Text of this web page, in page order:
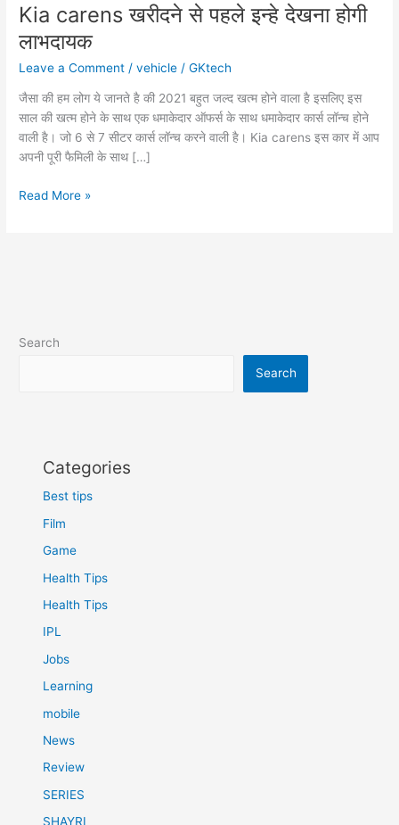
Kia carens खरीदने से पहले इन्हे देखना होगी
लाभदायक
Leave a Comment /vehicle /GKtech
जैसा की हम लोग ये जानते है की 2021 बहुत जल्द खत्म होने वाला है इसलिए इस
साल की खत्म होने के साथ एक धमाकेदार ऑफर्स के साथ धमाकेदार कार्स लॉन्च होने
वाली है। जो 6 से 7 सीटर कार्स लॉन्च करने वाली है। Kia carens इस कार में आप
अपनी पूरी फैमिली के साथ […]
Kia
लाभदायक
Read More »
Search
Search
Categories
Best tips
Film
Game
Health Tips
Health Tips
IPL
Jobs
Learning
mobile
News
Review
SERIES
SHAYRI